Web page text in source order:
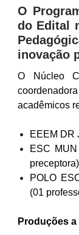
O
do Edital
inovação
O Núcleo
acadêmicos
EEEM DR
ESC
POLO
(01
Produções